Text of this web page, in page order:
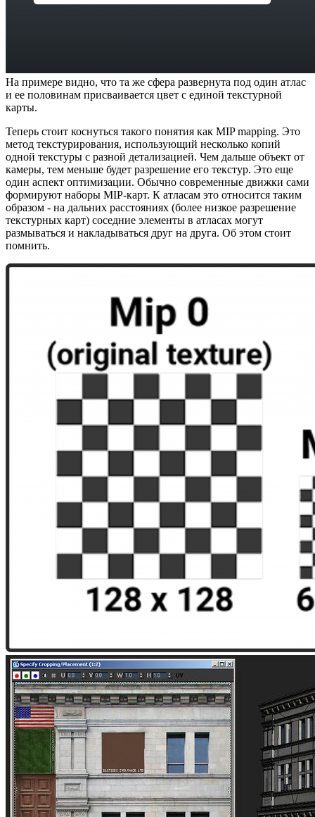
На примере видно, что та же сфера развернута под один атлас
и ее половинам присваивается цвет с единой текстурной
карты.
Теперь стоит коснуться такого понятия как MIP mapping. Это
метод текстурирования, использующий несколько копий
одной текстуры с разной детализацией. Чем дальше объект от
камеры, тем меньше будет разрешение его текстур. Это еще
один аспект оптимизации. Обычно современные движки сами
формируют наборы MIP-карт. К атласам это относится таким
образом - на дальних расстояниях (более низкое разрешение
текстурных карт) соседние элементы в атласах могут
размываться и накладываться друг на друга. Об этом стоит
помнить.